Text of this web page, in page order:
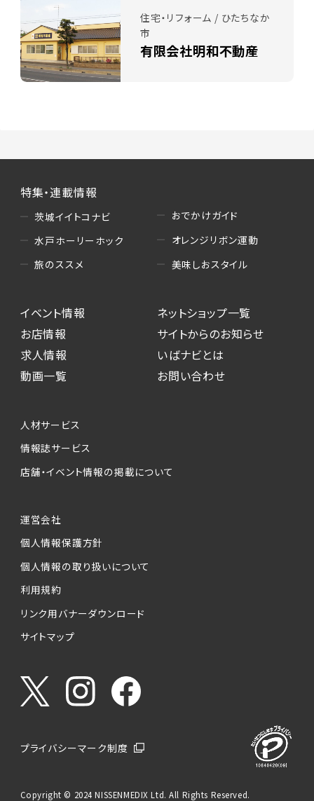
住宅・リフォーム / ひたちなか
市
有限会社明和不動産
特集・連載情報
茨城イイトコナビ
水戸ホーリーホック
旅のススメ
おでかけガイド
オレンジリボン運動
美味しおスタイル
イベント情報
お店情報
求人情報
動画一覧
ネットショップ一覧
サイトからのお知らせ
いばナビとは
お問い合わせ
人材サービス
情報誌サービス
店舗・イベント情報の掲載について
運営会社
個人情報保護方針
個人情報の取り扱いについて
利用規約
リンク用バナーダウンロード
サイトマップ
プライバシーマーク制度
Copyright © 2024 NISSENMEDIX Ltd. All Rights Reserved.